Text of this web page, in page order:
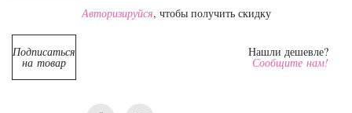
Авторизируйся, чтобы получить скидку
Подписаться
на товар
Нашли дешевле?
Сообщите нам!